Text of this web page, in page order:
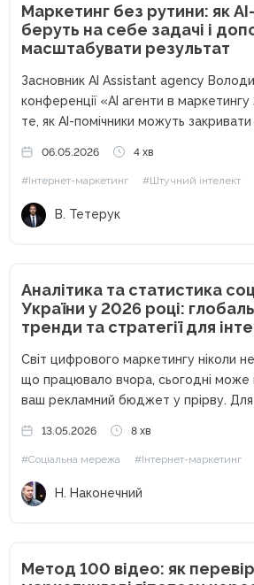
Маркетинг без рутини: як
беруть на себе задачі і
масштабувати результат
Засновник AI Assistant agency
конференції «AI агенти в
те, як AI-помічники можуть
створення контенту та автоматизації
Сьогодні штучний інтелект уже...
06.05.2026 4 хв
#Інтернет-маркетинг #Штучний інтелект
В. Тетерук
Аналітика та статистика
України у 2026 році:
тренди та стратегії для
Світ цифрового маркетингу ніколи не
що працювало вчора, сьогодні може
ваш рекламний бюджет у прірву.
ліди та масштабувати бізнес,
критично важливо тримати руку на
13.05.2026 8 хв
#Соціальна мережа #Інтернет-маркетинг
Н. Наконечний
Метод 100 відео: як